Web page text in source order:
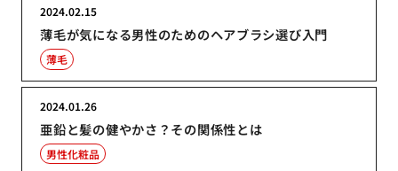
薄毛が気になる男性のためのヘアブラシ選び入門
2024.02.15
薄毛
亜鉛と髪の健やかさ？その関係性とは
2024.01.26
男性化粧品